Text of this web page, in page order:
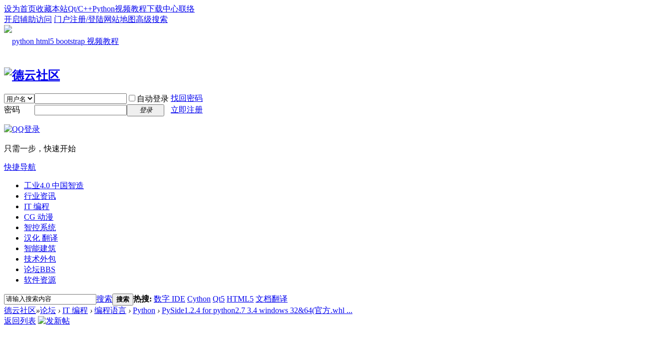
设为首页收藏本站Qt/C++Python视频教程下载中心联络
开启辅助访问 门户注册/登陆网站地图高级搜索
自动登录 找回密码
密码
登录 立即注册
只需一步，快速开始
快捷导航
工业4.0 中国智造
行业资讯
IT 编程
CG 动漫
智控系统
汉化 翻译
智能建筑
技术外包
论坛BBS
软件资源
搜索 搜索 热搜: 数字 IDE Cython Qt5 HTML5 文档翻译
德云社区»论坛 › IT 编程 › 编程语言 › Python › PySide1.2.4 for python2.7 3.4 windows 32&64(官方.whl ...
返回列表